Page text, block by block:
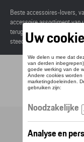
Beste accessoires-lovers,
accessoire assortiment van
terugvinden in de online
steeds besteld worden via